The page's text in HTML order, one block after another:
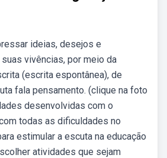
ideias, desejos e
vivências, por meio da
(escrita espontânea), de
fala pensamento. (clique na foto
desenvolvidas com o
todas as dificuldades no
estimular a escuta na educação
atividades que sejam